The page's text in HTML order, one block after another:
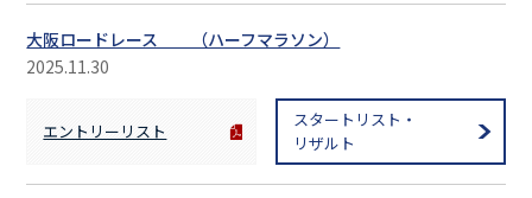
大阪ロードレース （ハーフマラソン）
2025.11.30
エントリーリスト
スタートリスト・
リザルト